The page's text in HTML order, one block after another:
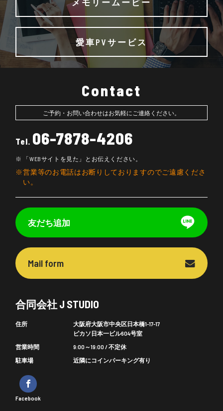
愛車PVサービス
Contact
ご予約・お問い合わせはお気軽にご連絡ください。
Tel. 06-7878-4206
「WEBサイトを見た」とお伝えください。
営業等のお電話はお断りしておりますのでご遠慮くださ
い。
友だち追加
Mail form
合同会社 J STUDIO
住所
大阪府大阪市中央区日本橋1-17-17
ピカソ日本一ビル604号室
営業時間
9:00～19:00 / 不定休
駐車場
近隣にコインパーキング有り
Facebook